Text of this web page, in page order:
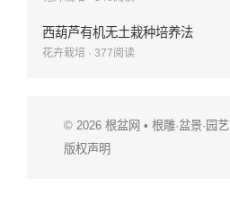
西葫芦有机无土栽种培养法
花卉栽培 · 377阅读
© 2026 根盆网 • 根雕·盆景·园艺
版权声明